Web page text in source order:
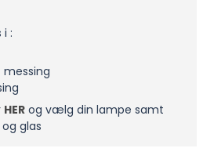
:
messing
HER og vælg din lampe samt
glas